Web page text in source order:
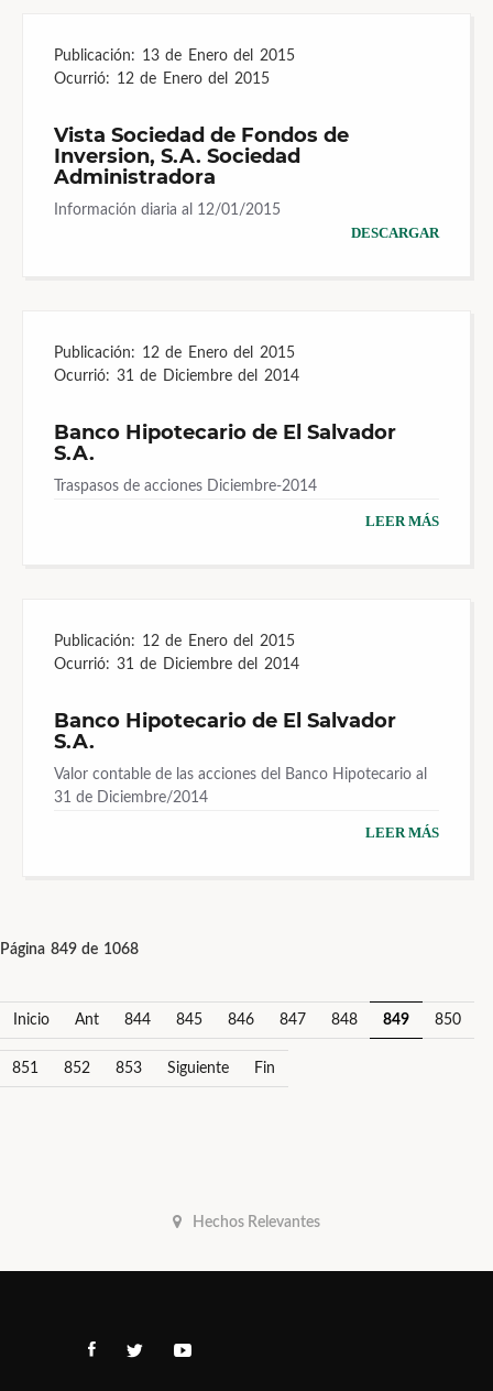
Publicación: 13 de Enero del 2015
Ocurrió: 12 de Enero del 2015
Vista Sociedad de Fondos de
Inversion, S.A. Sociedad
Administradora
Información diaria al 12/01/2015
DESCARGAR
Publicación: 12 de Enero del 2015
Ocurrió: 31 de Diciembre del 2014
Banco Hipotecario de El Salvador
S.A.
Traspasos de acciones Diciembre-2014
LEER MÁS
Publicación: 12 de Enero del 2015
Ocurrió: 31 de Diciembre del 2014
Banco Hipotecario de El Salvador
S.A.
Valor contable de las acciones del Banco Hipotecario al
31 de Diciembre/2014
LEER MÁS
Página 849 de 1068
Inicio Ant 844 845 846 847 848 849 850
851 852 853 Siguiente Fin
Hechos Relevantes